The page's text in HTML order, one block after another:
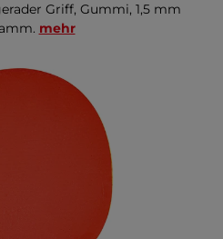
Griff, Gummi, 1,5 mm
mehr